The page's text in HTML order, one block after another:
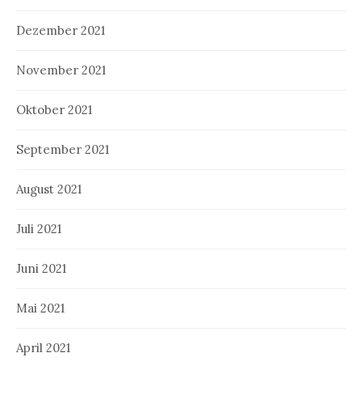
Dezember 2021
November 2021
Oktober 2021
September 2021
August 2021
Juli 2021
Juni 2021
Mai 2021
April 2021